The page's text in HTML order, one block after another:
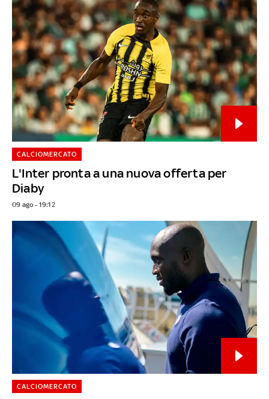
L'Inter pronta a una nuova offerta per
Diaby
CALCIOMERCATO
09 ago - 19:12
CALCIOMERCATO